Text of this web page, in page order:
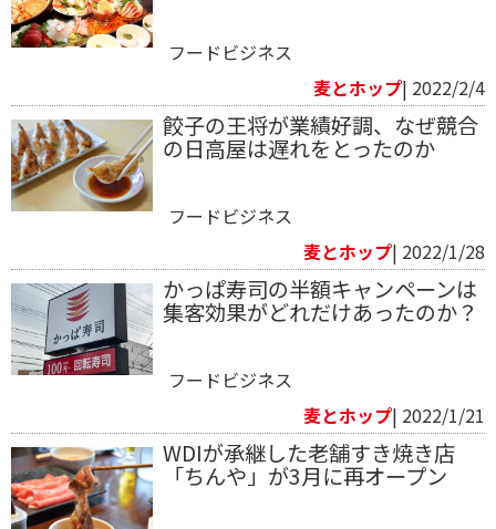
フードビジネス
麦とホップ| 2022/2/4
餃子の王将が業績好調、なぜ競合
の日高屋は遅れをとったのか
フードビジネス
麦とホップ| 2022/1/28
かっぱ寿司の半額キャンペーンは
集客効果がどれだけあったのか？
フードビジネス
麦とホップ| 2022/1/21
WDIが承継した老舗すき焼き店
「ちんや」が3月に再オープン